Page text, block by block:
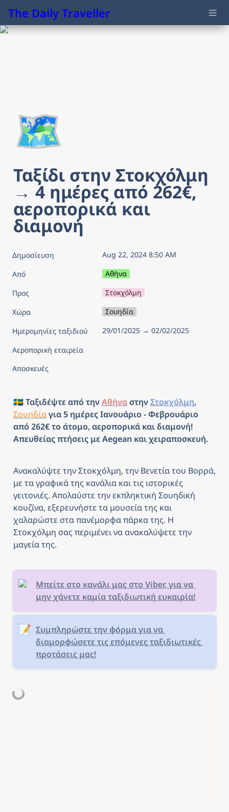
The Daily Traveller
🗺️
Ταξίδι στην Στοκχόλμη
→ 4 ημέρες από 262€,
αεροπορικά και
διαμονή
Δημοσίευση
Aug 22, 2024 8:50 AM
Από
Αθήνα
Προς
Στοκχόλμη
Χώρα
Σουηδία
Ημερομηνίες ταξιδιού
29/01/2025 → 02/02/2025
Αεροπορική εταιρεία
Αποσκευές
🇸🇪 Ταξιδέψτε από την Αθήνα στην Στοκχόλμη
Σουηδία για 5 ημέρες Ιανουάριο - Φεβρουάριο
από 262€ το άτομο, αεροπορικά και διαμονή!
Απευθείας πτήσεις με Aegean και χειραποσκευή.
Ανακαλύψτε την Στοκχόλμη, την Βενετία του Βορρά,
με τα γραφικά της κανάλια και τις ιστορικές
γειτονιές. Απολαύστε την εκπληκτική Σουηδική
κουζίνα, εξερευνήστε τα μουσεία της και
χαλαρώστε στα πανέμορφα πάρκα της. Η
Στοκχόλμη σας περιμένει να ανακαλύψετε την
μαγεία της.
Μπείτε στο κανάλι μας στο Viber, για να
μην χάνετε καμία ταξιδιωτική ευκαιρία!
📝 Συμπληρώστε την φόρμα για να
διαμορφώσετε τις επόμενες ταξιδιωτικές
προτάσεις μας!